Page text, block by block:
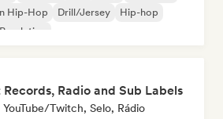
Hip-Hop
Drill/Jersey
Hip-hop
Pop latino
Radio and Sub Labels
YouTube/Twitch, Selo, Rádio